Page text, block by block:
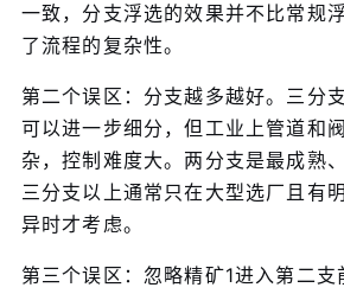
一致，分支浮选的效果并不比常规
了流程的复杂性。
第二个误区：分支越多越好。三分
可以进一步细分，但工业上管道和
杂，控制难度大。两分支是最成熟
三分支以上通常只在大型选厂且有
异时才考虑。
第三个误区：忽略精矿1进入第二支